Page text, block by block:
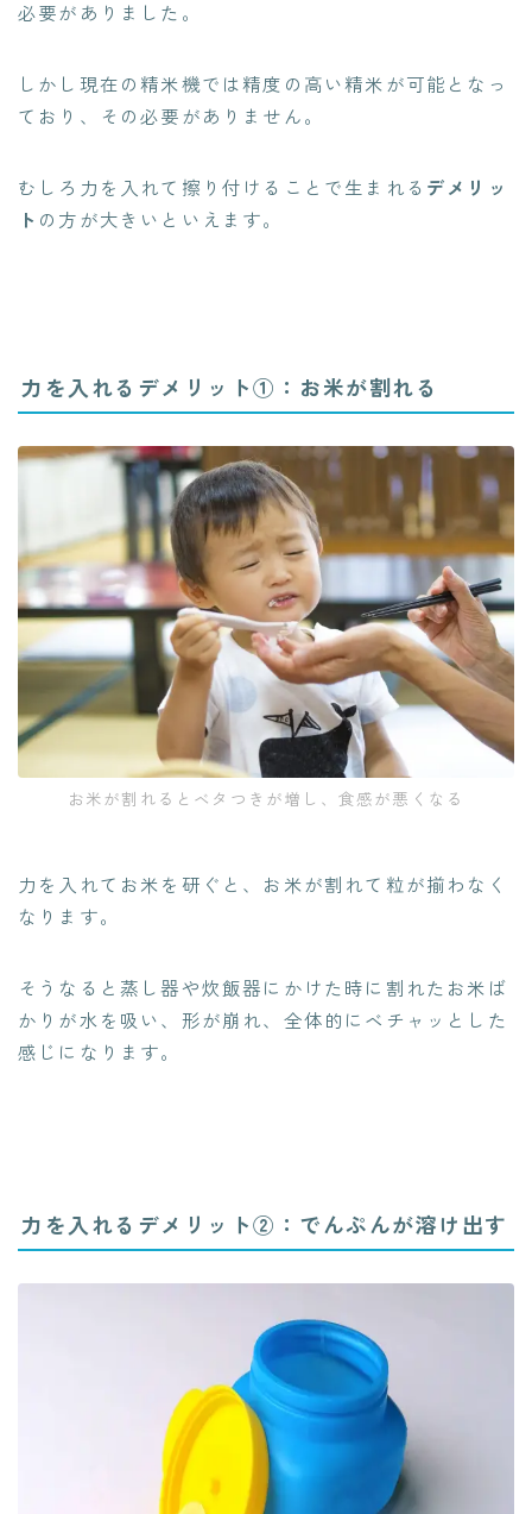
必要がありました。
しかし現在の精米機では精度の高い精米が可能となっ
ており、その必要がありません。
むしろ力を入れて擦り付けることで生まれる デメリッ
ト の方が大きいといえます。
力を入れるデメリット①：お米が割れる
お米が割れるとベタつきが増し、食感が悪くなる
力を入れてお米を研ぐと、お米が割れて粒が揃わなく
なります。
そうなると蒸し器や炊飯器にかけた時に割れたお米ば
かりが水を吸い、形が崩れ、全体的にベチャッとした
感じになります。
力を入れるデメリット②：でんぷんが溶け出す